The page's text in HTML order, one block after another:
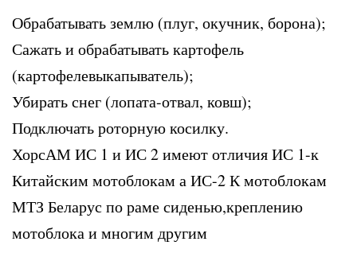
Обрабатывать землю (плуг, окучник, борона);
Сажать и обрабатывать картофель
(картофелевыкапыватель);
Убирать снег (лопата-отвал, ковш);
Подключать роторную косилку.
ХорсАМ ИС 1 и ИС 2 имеют отличия ИС 1-к
Китайским мотоблокам а ИС-2 К мотоблокам
МТЗ Беларус по раме сиденью,креплению
мотоблока и многим другим